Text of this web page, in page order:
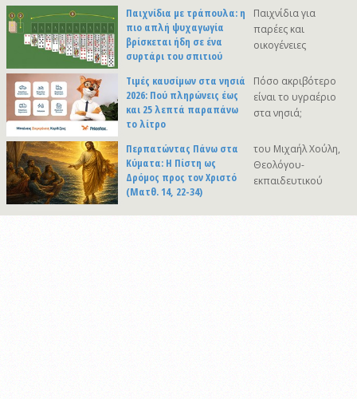
Παιχνίδια με τράπουλα: η
πιο απλή ψυχαγωγία
βρίσκεται ήδη σε ένα
συρτάρι του σπιτιού
Παιχνίδια για
παρέες και
οικογένειες
Τιμές καυσίμων στα νησιά
2026: Πού πληρώνεις έως
και 25 λεπτά παραπάνω
το λίτρο
Πόσο ακριβότερο
είναι το υγραέριο
στα νησιά;
Περπατώντας Πάνω στα
Κύματα: Η Πίστη ως
Δρόμος προς τον Χριστό
(Ματθ. 14, 22-34)
του Μιχαήλ Χούλη,
Θεολόγου-
εκπαιδευτικού